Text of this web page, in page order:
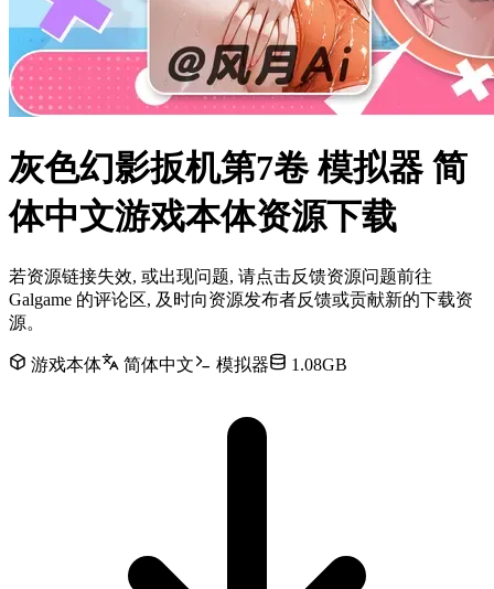
灰色幻影扳机第7卷 模拟器 简
体中文游戏本体资源下载
若资源链接失效, 或出现问题, 请点击反馈资源问题前往
Galgame 的评论区, 及时向资源发布者反馈或贡献新的下载资
源。
游戏本体 简体中文 模拟器 1.08GB